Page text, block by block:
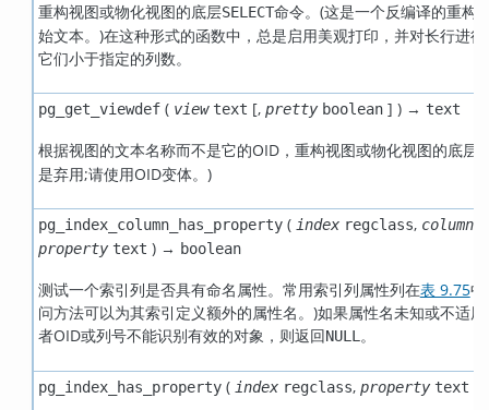
重构视图或物化视图的底层SELECT命令。(这是一个反编译的重构
始文本。)在这种形式的函数中，总是启用美观打印，并对长行进
它们小于指定的列数。
pg_get_viewdef( view text [, pretty boolean ] ) → text
根据视图的文本名称而不是它的OID，重构视图或物化视图的底层
是弃用;请使用OID变体。)
pg_index_column_has_property( index regclass, column
property text ) → boolean
测试一个索引列是否具有命名属性。常用索引列属性列在表 9.75中
问方法可以为其索引定义额外的属性名。)如果属性名未知或不适
者OID或列号不能识别有效的对象，则返回NULL。
pg_index_has_property( index regclass, property text